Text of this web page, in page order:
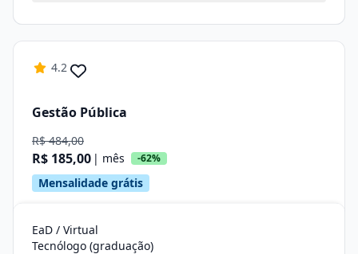
4.2
Gestão Pública
R$ 484,00
R$ 185,00 | mês -62%
Mensalidade grátis
EaD / Virtual
Tecnólogo (graduação)